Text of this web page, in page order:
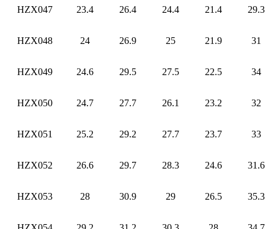
HZX047 23.4 26.4 24.4 21.4 29.3
HZX048 24 26.9 25 21.9 31
HZX049 24.6 29.5 27.5 22.5 34
HZX050 24.7 27.7 26.1 23.2 32
HZX051 25.2 29.2 27.7 23.7 33
HZX052 26.6 29.7 28.3 24.6 31.6
HZX053 28 30.9 29 26.5 35.3